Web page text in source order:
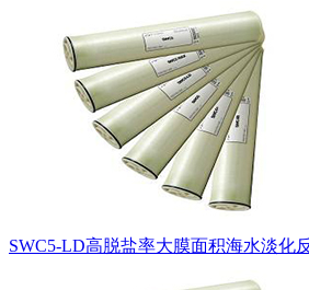
SWC5-LD高脱盐率大膜面积海水淡化